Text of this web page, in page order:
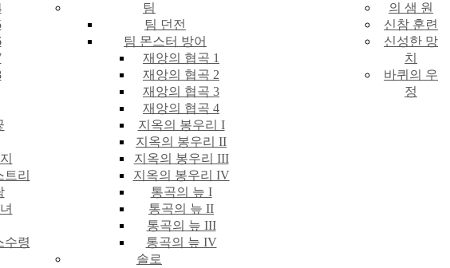
리
수령
팀
팀 던전
팀 몬스터 방어
재앙의 협곡 1
재앙의 협곡 2
재앙의 협곡 3
재앙의 협곡 4
지옥의 봉우리 I
지옥의 봉우리 II
지옥의 봉우리 III
지옥의 봉우리 IV
통곡의 늪 I
통곡의 늪 II
통곡의 늪 III
통곡의 늪 IV
솔로
의 샘 원
신참 훈련
신성한 망
치
바퀴의 우
정